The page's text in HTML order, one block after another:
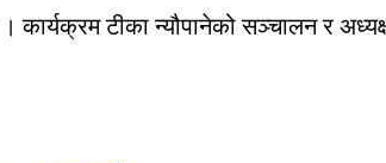
टीका न्यौपानेको सञ्चालन र